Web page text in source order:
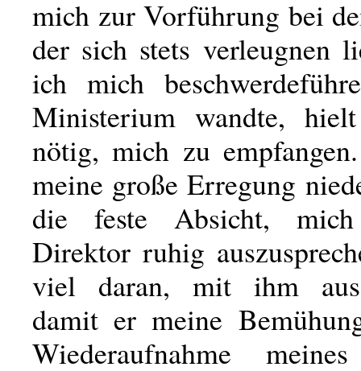
mich zur Vorführung bei
der sich stets verleugnen
ich mich
Ministerium wandte,
nötig, mich zu
meine große Erregung
die feste Absicht,
Direktor ruhig
viel daran, mit ihm
damit er meine
Wiederaufnahme